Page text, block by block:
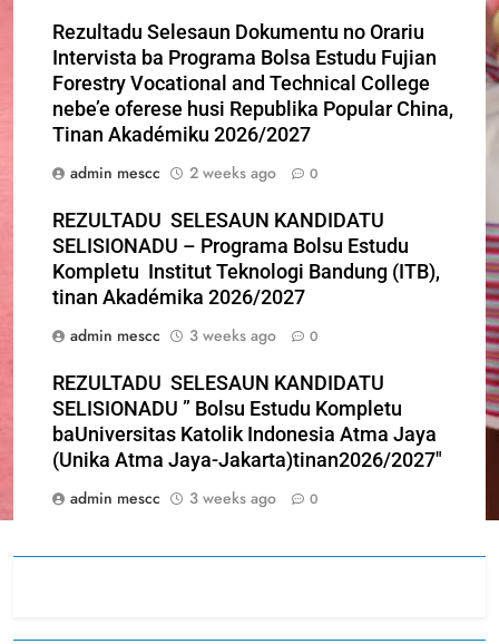
Rezultadu Selesaun Dokumentu no Orariu
Intervista ba Programa Bolsa Estudu Fujian
Forestry Vocational and Technical College
nebe’e oferese husi Republika Popular China,
Tinan Akadémiku 2026/2027
admin mescc
2 weeks ago 0
REZULTADU SELESAUN KANDIDATU
SELISIONADU – Programa Bolsu Estudu
Kompletu Institut Teknologi Bandung (ITB),
tinan Akadémika 2026/2027
admin mescc
3 weeks ago 0
REZULTADU SELESAUN KANDIDATU
SELISIONADU ” Bolsu Estudu Kompletu
baUniversitas Katolik Indonesia Atma Jaya
(Unika Atma Jaya-Jakarta)tinan2026/2027″
admin mescc
3 weeks ago 0